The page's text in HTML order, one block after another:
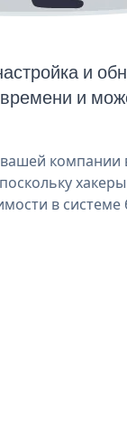
и
и
компании
в системе